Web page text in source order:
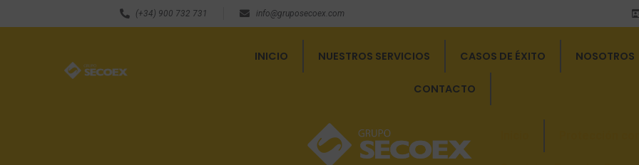
(+34) 900 732 731 info@gruposecoex.com
INICIO NUESTROS SERVICIOS CASOS DE ÉXITO NOSOTROS
CONTACTO